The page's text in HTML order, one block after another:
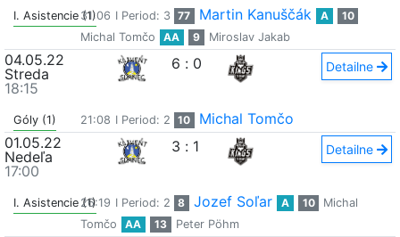
I. Asistencie (1)31:06 I Period: 3 77 Martin Kanuščák A
10
Michal Tomčo
AA 9 Miroslav Jakab
04.05.22
Streda
18:15
6 : 0 Detailne
Góly (1) 21:08 I Period: 2 10
Michal Tomčo
01.05.22
Nedeľa
17:00
3 : 1 Detailne
I. Asistencie (1)26:19 I Period: 2 8 Jozef Soľar A 10
Michal
Tomčo
AA 13 Peter Pöhm